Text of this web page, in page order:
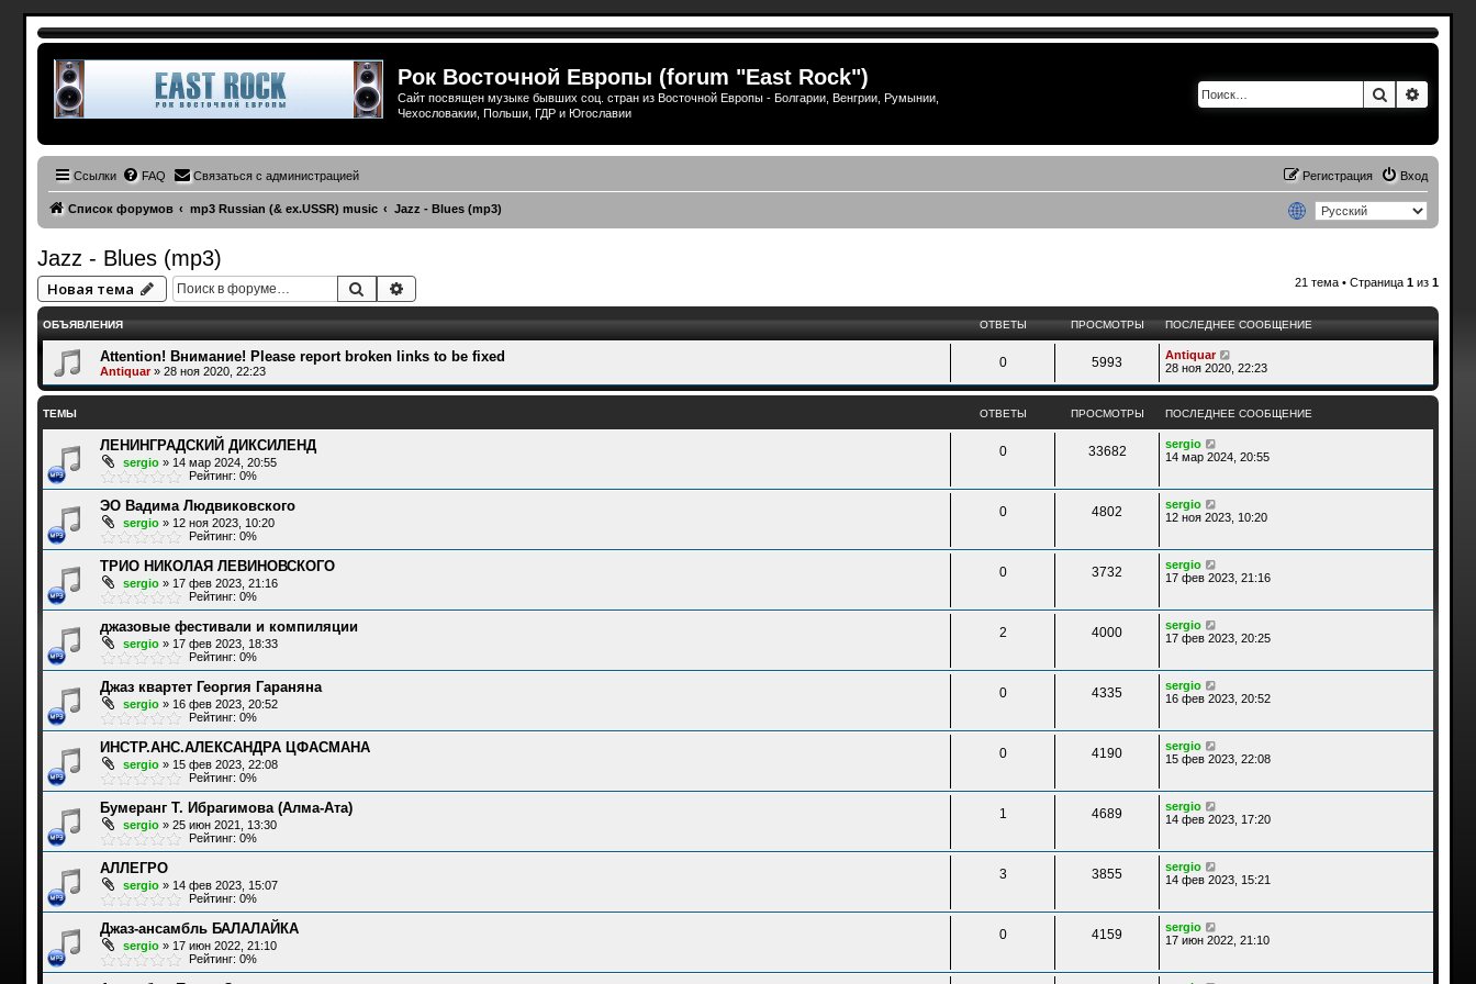
Рок Восточной Европы (forum "East Rock")
Сайт посвящен музыке бывших соц. стран из Восточной Европы - Болгарии, Венгрии, Румынии,
Чехословакии, Польши, ГДР и Югославии
Поиск
Ссылки FAQ Связаться с администрацией Вход
Регистрация
Список форумов mp3 Russian (& ex.USSR) music Jazz - Blues (mp3)
Jazz - Blues (mp3)
Новая тема Поиск 21 тема • Страница1 из1
ОБЪЯВЛЕНИЯ ОТВЕТЫ ПРОСМОТРЫ ПОСЛЕДНЕЕ СООБЩЕНИЕ
Attention! Внимание! Please report broken links to be fixed
Antiquar» 28 ноя 2020, 22:23
0 5993
Antiquar
28 ноя 2020, 22:23
ТЕМЫ ОТВЕТЫ ПРОСМОТРЫ ПОСЛЕДНЕЕ СООБЩЕНИЕ
ЛЕНИНГРАДСКИЙ ДИКСИЛЕНД
sergio» 14 мар 2024, 20:55
Рейтинг: 0%
0 33682
sergio
14 мар 2024, 20:55
ЭО Вадима Людвиковского
sergio» 12 ноя 2023, 10:20
Рейтинг: 0%
0 4802
sergio
12 ноя 2023, 10:20
ТРИО НИКОЛАЯ ЛЕВИНОВСКОГО
sergio» 17 фев 2023, 21:16
Рейтинг: 0%
0 3732
sergio
17 фев 2023, 21:16
джазовые фестивали и компиляции
sergio» 17 фев 2023, 18:33
Рейтинг: 0%
2 4000
sergio
17 фев 2023, 20:25
Джаз квартет Георгия Гараняна
sergio» 16 фев 2023, 20:52
Рейтинг: 0%
0 4335
sergio
16 фев 2023, 20:52
ИНСТР.АНС.АЛЕКСАНДРА ЦФАСМАНА
sergio» 15 фев 2023, 22:08
Рейтинг: 0%
0 4190
sergio
15 фев 2023, 22:08
Бумеранг Т. Ибрагимова (Алма-Ата)
sergio» 25 июн 2021, 13:30
Рейтинг: 0%
1 4689
sergio
14 фев 2023, 17:20
АЛЛЕГРО
sergio» 14 фев 2023, 15:07
Рейтинг: 0%
3 3855
sergio
14 фев 2023, 15:21
Джаз-ансамбль БАЛАЛАЙКА
sergio» 17 июн 2022, 21:10
Рейтинг: 0%
0 4159
sergio
17 июн 2022, 21:10